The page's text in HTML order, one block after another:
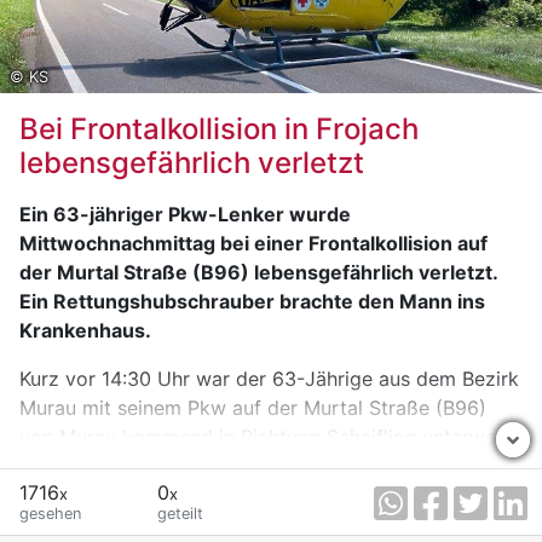
© KS
Bei Frontalkollision in Frojach
lebensgefährlich verletzt
Ein 63-jähriger Pkw-Lenker wurde
Mittwochnachmittag bei einer Frontalkollision auf
der Murtal Straße (B96) lebensgefährlich verletzt.
Ein Rettungshubschrauber brachte den Mann ins
Krankenhaus.
Kurz vor 14:30 Uhr war der 63-Jährige aus dem Bezirk
Murau mit seinem Pkw auf der Murtal Straße (B96)
von Murau kommend in Richtung Scheifling unterwegs.
Im Bereich Frojach geriet er aus bislang ungeklärter
Ursache auf die Gegenfahrbahn und kollidierte frontal
mit dem entgegenkommenden Pkw einer 61-Jährigen,
1716x
gesehen
0x
geteilt